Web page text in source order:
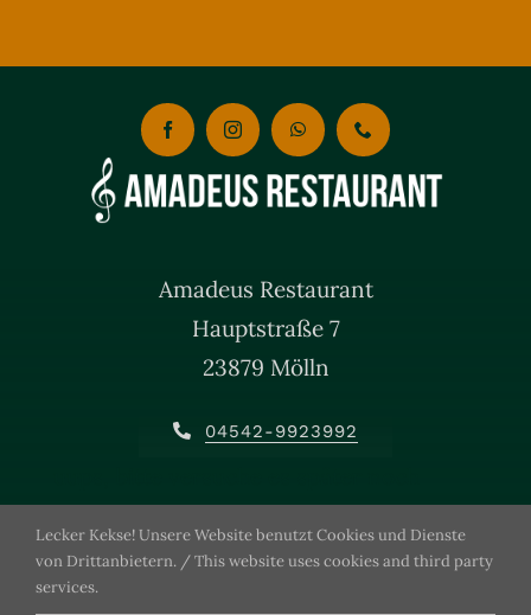
Amadeus Restaurant
Hauptstraße 7
23879 Mölln
04542-9923992
Lecker Kekse! Unsere Website benutzt Cookies und Dienste
von Drittanbietern. / This website uses cookies and third party
services.